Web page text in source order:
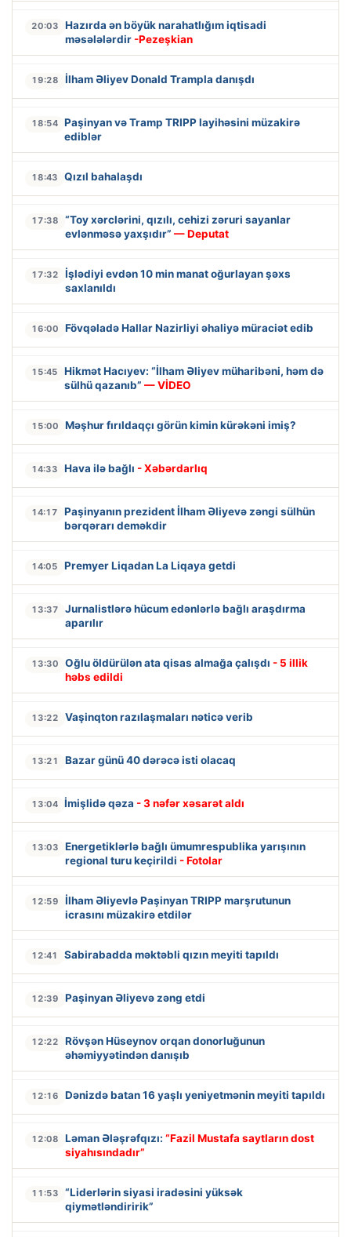
20:03
Hazırda ən böyük narahatlığım iqtisadi
məsələlərdir -Pezeşkian
19:28 İlham Əliyev Donald Trampla danışdı
18:54 Paşinyan və Tramp TRIPP layihəsini müzakirə
ediblər
18:43 Qızıl bahalaşdı
17:38
“Toy xərclərini, qızılı, cehizi zəruri sayanlar
evlənməsə yaxşıdır” — Deputat
17:32
İşlədiyi evdən 10 min manat oğurlayan şəxs
saxlanıldı
16:00 Fövqəladə Hallar Nazirliyi əhaliyə müraciət edib
15:45
Hikmət Hacıyev: “İlham Əliyev müharibəni, həm də
sülhü qazanıb” — VİDEO
15:00 Məşhur fırıldaqçı görün kimin kürəkəni imiş?
14:33 Hava ilə bağlı - Xəbərdarlıq
14:17
Paşinyanın prezident İlham Əliyevə zəngi sülhün
bərqərarı deməkdir
14:05 Premyer Liqadan La Liqaya getdi
13:37
Jurnalistlərə hücum edənlərlə bağlı araşdırma
aparılır
13:30 Oğlu öldürülən ata qisas almağa çalışdı - 5 illik
həbs edildi
13:22 Vaşinqton razılaşmaları nəticə verib
13:21 Bazar günü 40 dərəcə isti olacaq
13:04 İmişlidə qəza - 3 nəfər xəsarət aldı
13:03
Energetiklərlə bağlı ümumrespublika yarışının
regional turu keçirildi - Fotolar
12:59
İlham Əliyevlə Paşinyan TRIPP marşrutunun
icrasını müzakirə etdilər
12:41 Sabirabadda məktəbli qızın meyiti tapıldı
12:39 Paşinyan Əliyevə zəng etdi
12:22
Rövşən Hüseynov orqan donorluğunun
əhəmiyyətindən danışıb
12:16 Dənizdə batan 16 yaşlı yeniyetmənin meyiti tapıldı
12:08 Ləman Ələşrəfqızı: “Fazil Mustafa saytların dost
siyahısındadır”
11:53
“Liderlərin siyasi iradəsini yüksək
qiymətləndiririk”